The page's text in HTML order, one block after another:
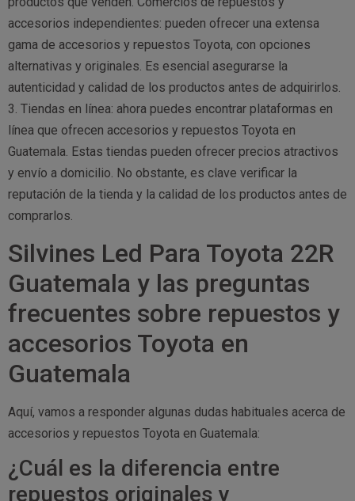
accesorios independientes: pueden ofrecer una extensa
gama de accesorios y repuestos Toyota, con opciones
alternativas y originales. Es esencial asegurarse la
autenticidad y calidad de los productos antes de adquirirlos.
3. Tiendas en línea: ahora puedes encontrar plataformas en
línea que ofrecen accesorios y repuestos Toyota en
Guatemala. Estas tiendas pueden ofrecer precios atractivos
y envío a domicilio. No obstante, es clave verificar la
reputación de la tienda y la calidad de los productos antes de
comprarlos.
Silvines Led Para Toyota 22R
Guatemala y las preguntas
frecuentes sobre repuestos y
accesorios Toyota en
Guatemala
Aquí, vamos a responder algunas dudas habituales acerca de
accesorios y repuestos Toyota en Guatemala:
¿Cuál es la diferencia entre
repuestos originales y